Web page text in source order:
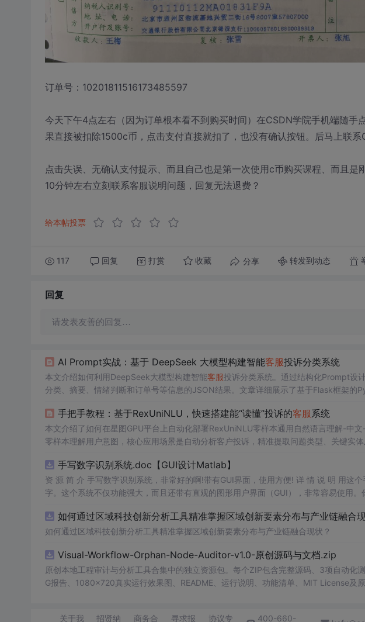
订单号：10201811516173485597
今天下午4点左右（因为订单根本看不到购买时间）在CSDN学院手机端随手
果直接被扣除1500c币，点击支付直接就扣了，也没有确认按钮。后马上联系
点击失误、无确认支付提示、而且自己也是第一次使用c币购买课程、而且是
10分钟左右立刻联系客服说明问题，回复无法退费？
给本帖投票
117 回复 打赏 收藏 分享 转发到动态
回复
请发表友善的回复…
AI Prompt实战：基于 DeepSeek 大模型构建智能客服投诉分类系统
本文介绍如何利用DeepSeek大模型构建智能客服投诉分类系统。通过结构化Prompt设
分类、摘要、情绪判断和订单号等信息的JSON结果。文章详细展示了基于Flask框架的
等特点，仅需100行核心代码即可快速部署，为中小团队提供高效的大模型应用实践。
手把手教程：基于RexUniNLU，快速搭建能“读懂”投诉的客服系统
本文介绍了如何在星图GPU平台上自动化部署RexUniNLU零样本通用自然语言理解-中
零样本理解用户意图，核心应用场景是自动分析客户投诉，精准提取问题类型、关键实
手写数字识别系统.doc【GUI设计Matlab】
资 源 简 介 手写数字识别系统，非常好的啊!带有GUI界面，使用方便! 详 情 说 明 用这
字。这个系统不仅功能强大，而且还带有直观的图形用户界面（GUI），非常容易使用
便和实用的工具，你一定会喜欢它的！
如何通过区域科技创新分析工具精准掌握区域创新要素分布与产业链融合
如何通过区域科技创新分析工具精准掌握区域创新要素分布与产业链融合现状？
Visual-Workflow-Orphan-Node-Auditor-v1.0-原创源码与文档.zip
原创本地工程审计与分析工具合集中的独立资源包。每个ZIP包含完整源码、3项自动化
G报告、1080×720真实运行效果图、README、运行说明、功能清单、MIT License及
关于我
招贤纳 商务合 寻求报 协议专 400-660-